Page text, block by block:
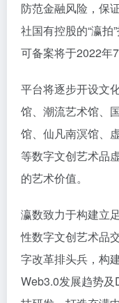
防范金融风险，保
社国有控股的“瀛
可备案将于2022年7
平台将逐步开设文
馆、潮流艺术馆、
馆、仙凡南溟馆、
等数字文创艺术品
的艺术价值。
瀛数致力于构建立
性数字文创艺术品
字改革排头兵，构
Web3.0发展趋势